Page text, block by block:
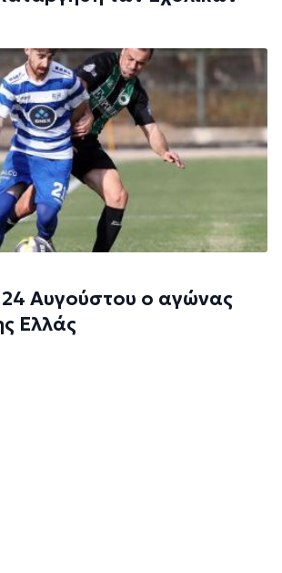
Αυγούστου ο αγώνας
Ελλάς